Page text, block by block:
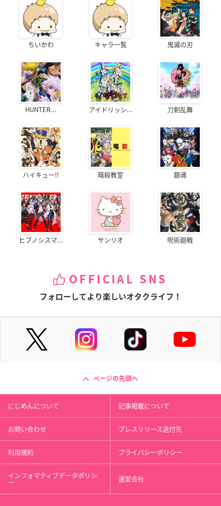
ちいかわ キャラ一覧 鬼滅の刃
HUNTER... アイドリッシ... 刀剣乱舞
ハイキュー!! 暗殺教室 銀魂
ヒプノシスマ... サンリオ 呪術廻戦
OFFICIAL SNS
フォローしてより楽しいオタクライフ！
ページの先頭へ
にじめんについて 記事掲載について
お問い合わせ プレスリリース送付先
利用規約 プライバシーポリシー
インフォマティブデータポリシ
ー 運営会社